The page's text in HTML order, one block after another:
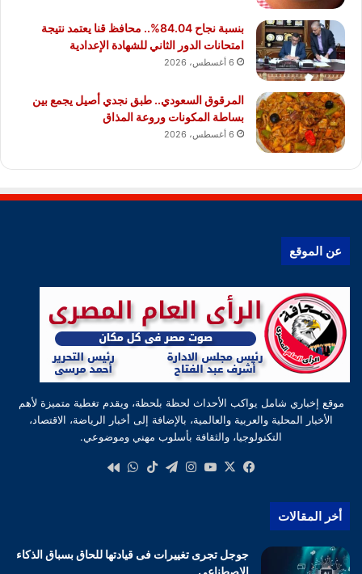
بنسبة نجاح 84.04%.. محافظ قنا يعتمد نتيجة
امتحانات الدور الثاني للشهادة الإعدادية
6 أغسطس، 2026
المرقوق السعودي.. طبق نجدي أصيل يجمع بين
بساطة المكونات وروعة المذاق
6 أغسطس، 2026
عن الموقع
موقع إخباري شامل يواكب الأحداث لحظة بلحظة، ويقدم تغطية متميزة لأهم
الأخبار المحلية والعربية والعالمية، بالإضافة إلى أخبار الرياضة، الاقتصاد،
التكنولوجيا، والثقافة بأسلوب مهني وموضوعي.
فيسبوك
‫X
‫YouTube
انستقرام
تيلقرام‫TikTokواتساب
أخر المقالات
جوجل تجرى تغييرات فى قيادتها للحاق بسباق الذكاء
الاصطناعى